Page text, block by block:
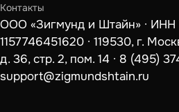
Контакты
ООО «Зигмунд и Штайн» · ИНН
1157746451620 · 119530, г.
д. 36, стр. 2, пом. 14 · 8 (495)
support@zigmundshtain.ru